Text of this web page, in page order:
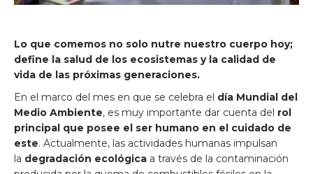
Lo que comemos no solo nutre nuestro cuerpo hoy;
define la salud de los ecosistemas y la calidad de
vida de las próximas generaciones.
En el marco del mes en que se celebra el día Mundial del
Medio Ambiente, es muy importante dar cuenta del rol
principal que posee el ser humano en el cuidado de
este. Actualmente, las actividades humanas impulsan
la degradación ecológica a través de la contaminación